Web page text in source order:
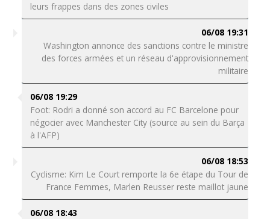
leurs frappes dans des zones civiles
06/08 19:31
Washington annonce des sanctions contre le ministre
des forces armées et un réseau d'approvisionnement
militaire
06/08 19:29
Foot: Rodri a donné son accord au FC Barcelone pour
négocier avec Manchester City (source au sein du Barça
à l'AFP)
06/08 18:53
Cyclisme: Kim Le Court remporte la 6e étape du Tour de
France Femmes, Marlen Reusser reste maillot jaune
06/08 18:43